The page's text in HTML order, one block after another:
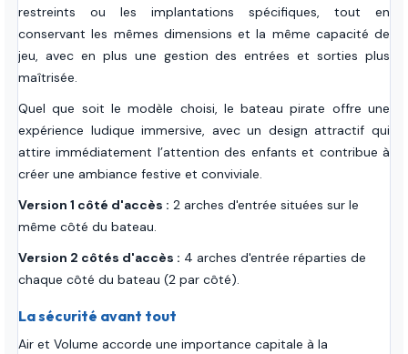
restreints ou les implantations spécifiques, tout en
conservant les mêmes dimensions et la même capacité de
jeu, avec en plus une gestion des entrées et sorties plus
maîtrisée.
Quel que soit le modèle choisi, le bateau pirate offre une
expérience ludique immersive, avec un design attractif qui
attire immédiatement l’attention des enfants et contribue à
créer une ambiance festive et conviviale.
Version 1 côté d'accès : 2 arches d'entrée situées sur le
même côté du bateau.
Version 2 côtés d'accès : 4 arches d'entrée réparties de
chaque côté du bateau (2 par côté).
La sécurité avant tout
Air et Volume accorde une importance capitale à la